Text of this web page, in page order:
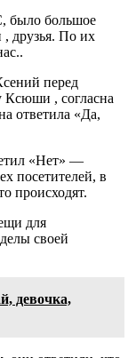
было большое
, друзья. По их
перед
Ксюши , согласна
ответила «Да,
«Нет» —
посетителей, в
происходят.
для
своей
девочка,